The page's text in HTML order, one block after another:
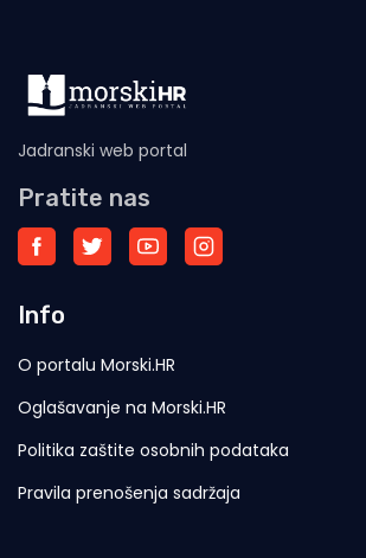
Jadranski web portal
Pratite nas
Info
O portalu Morski.HR
Oglašavanje na Morski.HR
Politika zaštite osobnih podataka
Pravila prenošenja sadržaja